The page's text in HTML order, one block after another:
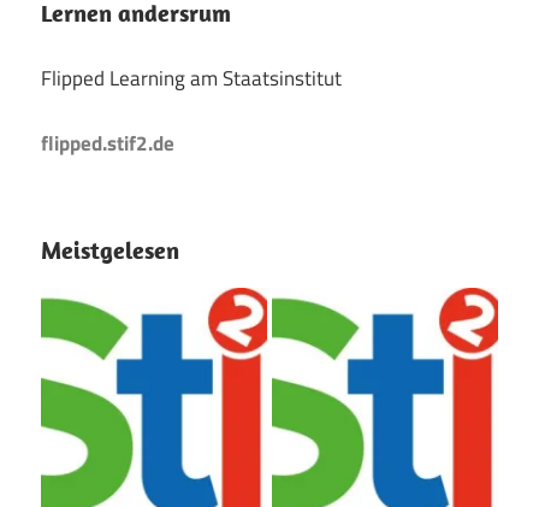
Lernen andersrum
Flipped Learning am Staatsinstitut
flipped.stif2.de
Meistgelesen